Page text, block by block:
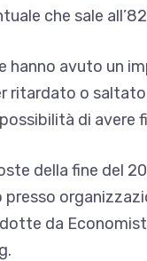
che sale
hanno avuto un
ritardato o
di avere
della fine del
da